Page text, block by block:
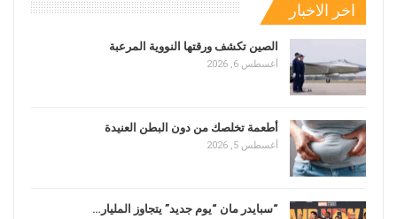
اخر الاخبار
الصين تكشف ورقتها النووية المرعبة
أغسطس 6, 2026
أطعمة تخلصك من دون البطن العنيدة
أغسطس 5, 2026
“سبايدر مان “يوم جديد” يتجاوز المليار…